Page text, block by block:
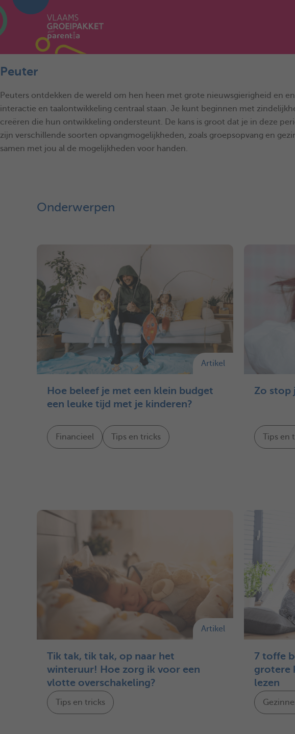
Peuter
Peuters ontdekken de wereld om hen heen met grote nieuwsgierigheid en
interactie en taalontwikkeling centraal staan. Je kunt beginnen met
creëren die hun ontwikkeling ondersteunt. De kans is groot dat je in deze
zijn verschillende soorten opvangmogelijkheden, zoals groepsopvang en
samen met jou al de mogelijkheden voor handen.
Onderwerpen
Artikel
Hoe beleef je met een klein budget
een leuke tijd met je kinderen?
Financieel Tips en tricks
Zo stop
Tips en
Artikel
Tik tak, tik tak, op naar het
winteruur! Hoe zorg ik voor een
vlotte overschakeling?
Tips en tricks
7 toffe
grotere
lezen